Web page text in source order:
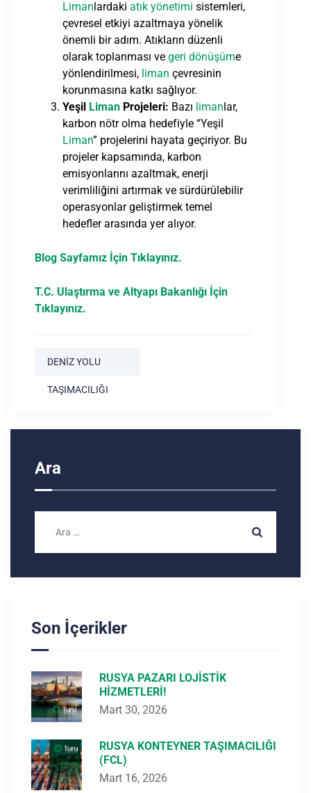
Limanlardaki atık yönetimi sistemleri,
çevresel etkiyi azaltmaya yönelik
önemli bir adım. Atıkların düzenli
olarak toplanması ve geri dönüşüme
yönlendirilmesi, liman çevresinin
korunmasına katkı sağlıyor.
Yeşil Liman Projeleri: Bazı limanlar,
karbon nötr olma hedefiyle “Yeşil
Liman” projelerini hayata geçiriyor. Bu
projeler kapsamında, karbon
emisyonlarını azaltmak, enerji
verimliliğini artırmak ve sürdürülebilir
operasyonlar geliştirmek temel
hedefler arasında yer alıyor.
Blog Sayfamız İçin Tıklayınız.
T.C. Ulaştırma ve Altyapı Bakanlığı İçin
Tıklayınız.
DENIZ YOLU
TAŞIMACILIĞI
Ara
Son İçerikler
RUSYA PAZARI LOJISTIK
HIZMETLERI!
Mart 30, 2026
RUSYA KONTEYNER TAŞIMACILIĞI
(FCL)
Mart 16, 2026